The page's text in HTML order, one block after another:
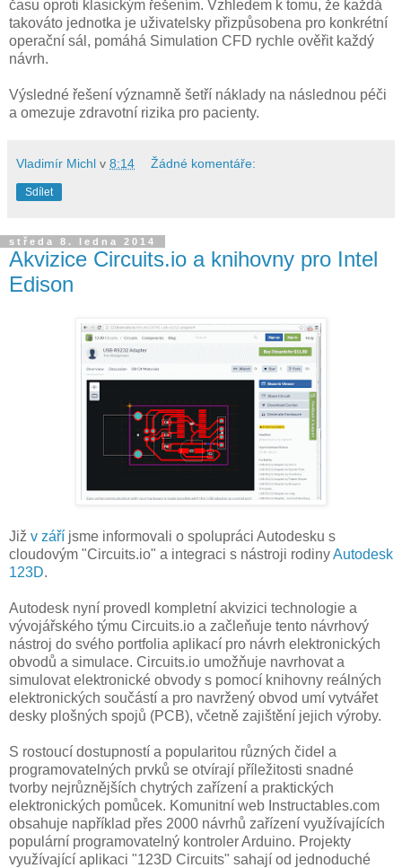
času oproti klasickým řešením. Vzhledem k tomu, že každá
takováto jednotka je uživatelsky přizpůsobena pro konkrétní
operační sál, pomáhá Simulation CFD rychle ověřit každý
návrh.
Výsledné řešení významně šetří náklady na následnou péči
a omezuje zdravotní rizika pro pacienty.
Vladimír Michl v 8:14 Žádné komentáře:
Sdílet
středa 8. ledna 2014
Akvizice Circuits.io a knihovny pro Intel
Edison
Již v září jsme informovali o spolupráci Autodesku s
cloudovým "Circuits.io" a integraci s nástroji rodinyAutodesk
123D.
Autodesk nyní provedl kompletní akvizici technologie a
vývojářského týmu Circuits.io a začleňuje tento návrhový
nástroj do svého portfolia aplikací pro návrh elektronických
obvodů a simulace. Circuits.io umožňuje navrhovat a
simulovat elektronické obvody s pomocí knihovny reálných
elektronických součástí a pro navržený obvod umí vytvářet
desky plošných spojů (PCB), včetně zajištění jejich výroby.
S rostoucí dostupností a popularitou různých čidel a
programovatelných prvků se otvírají příležitosti snadné
tvorby nejrůznějších chytrých zařízení a praktických
elektronických pomůcek. Komunitní web Instructables.com
obsahuje například přes 2000 návrhů zařízení využívajících
populární programovatelný kontroler Arduino. Projekty
využívající aplikaci "123D Circuits" sahají od jednoduché